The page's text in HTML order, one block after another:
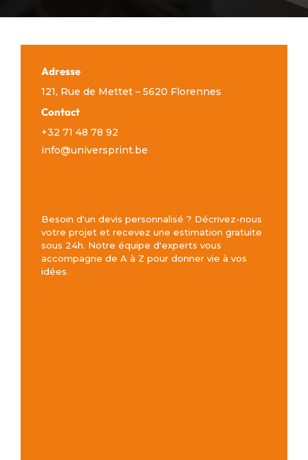
Adresse
121, Rue de Mettet – 5620 Florennes
Contact
+32 71 48 78 92
info@universprint.be
Besoin d'un devis personnalisé ? Décrivez-nous
votre projet et recevez une estimation gratuite
sous 24h. Notre équipe d'experts vous
accompagne de A à Z pour donner vie à vos
idées.